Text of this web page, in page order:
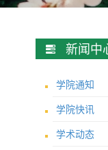
新闻中
学院通知
学院快讯
学术动态